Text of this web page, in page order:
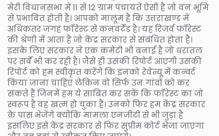
मेरी विधानसभा में 11 से 12 ग्राम पंचायतें ऐसी हैं जो वन भूमि
से प्रभावित होती है। आपको मालूम है कि उत्तराखण्ड में
अधिकतर जगह फाॅरेस्ट से कनवर्टेड है। यह रिजर्व फॉरेस्ट
की श्रेणी में आता है जो केंद्र सरकार से संबंधित होता है।
इसके लिए सरकार ने एक कमेटी भी बनाई है जो धरातल
पर सर्वे भी कर रही है। जैसे ही उसकी रिपोर्ट आएगी उसकी
रिपोर्ट को हम स्वीकृत करेंगे कि इनको रेवेन्यू में कन्वर्ट
किया जाना चाहिए लेकिन वो सिर्फ उन गांवों को कर
सकते हैं जिनमें हम ये साबित कर सकें कि फाॅरेस्ट का जो
स्वरूप है वह खत्म हो चुका है। उनको फिर हम केंद्र सरकार
के पास भेजेंगे क्योंकि मामला एनजीटी से भी जुड़ा है
इसलिए इसे केंद्र सरकार से फिर सुप्रीम कोर्ट भेजा जाएगा